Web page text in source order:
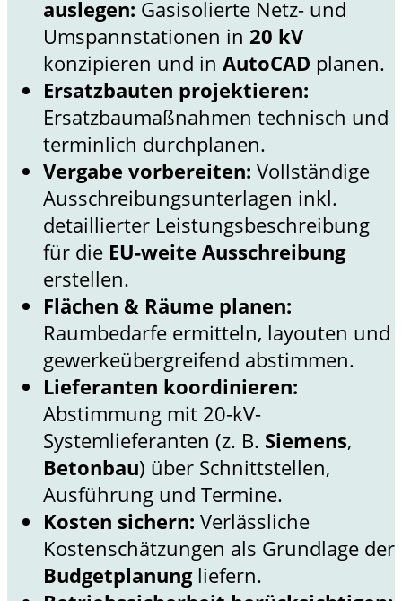
auslegen: Gasisolierte Netz- und
Umspannstationen in 20 kV
konzipieren und in AutoCAD planen.
Ersatzbauten projektieren:
Ersatzbaumaßnahmen technisch und
terminlich durchplanen.
Vergabe vorbereiten: Vollständige
Ausschreibungsunterlagen inkl.
detaillierter Leistungsbeschreibung
für die EU-weite Ausschreibung
erstellen.
Flächen & Räume planen:
Raumbedarfe ermitteln, layouten und
gewerkeübergreifend abstimmen.
Lieferanten koordinieren:
Abstimmung mit 20-kV-
Systemlieferanten (z. B. Siemens,
Betonbau) über Schnittstellen,
Ausführung und Termine.
Kosten sichern: Verlässliche
Kostenschätzungen als Grundlage der
Budgetplanungliefern.